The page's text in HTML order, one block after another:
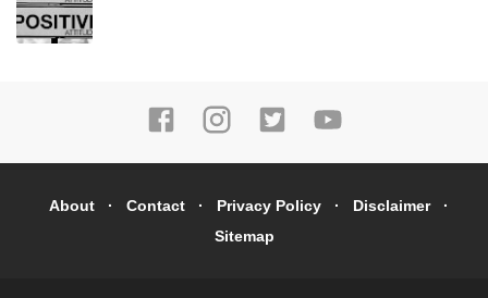
About Contact Privacy Policy
Disclaimer
Sitemap